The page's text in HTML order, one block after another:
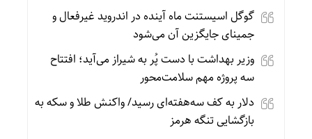
گوگل اسیستنت ماه آینده در اندروید غیرفعال و
جمینای جایگزین آن می‌شود
وزیر بهداشت با دست پُر به شیراز می‌آید؛ افتتاح
سه پروژه مهم سلامت‌محور
دلار به کف سه‌هفته‌ای رسید/ واکنش طلا و سکه به
بازگشایی تنگه هرمز